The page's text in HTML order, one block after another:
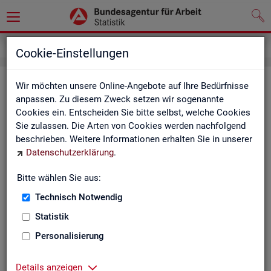
Cookie-Einstellungen
Wir möchten unsere Online-Angebote auf Ihre Bedürfnisse
anpassen. Zu diesem Zweck setzen wir sogenannte
Cookies ein. Entscheiden Sie bitte selbst, welche Cookies
Sie zulassen. Die Arten von Cookies werden nachfolgend
beschrieben. Weitere Informationen erhalten Sie in unserer
Datenschutzerklärung.
Bitte wählen Sie aus:
Technisch Notwendig
Statistik
Personalisierung
Details anzeigen
Kon­takt
Nut­zen Sie die Mög­lich­keit mit uns in Kon­takt zu tre­ten!
Sie haben Fra­gen zum An­ge­bot?
Sie be­nö­ti­gen auf Ihre Fra­ge­stel­lung zu­ge­schnit­te­ne Son­der­
Ihr Sta­tis­tik-Ser­vice hilft Ihnen wei­ter!
Zen­tra­ler Sta­tis­tik-Ser­vice